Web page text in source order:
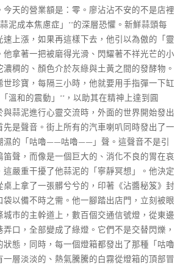
今天的營業額是：零。廖沾沾不安的不是店裡
泥成本焦慮症」**的深層恐懼。新鮮蒜頭每
上漲，如果再這樣下去，他引以為傲的「靈
拿著一把被磨得光滑、閃耀著不祥光芒的小
稠的、顏色介於灰綠與土黃之間的發酵物。
珍寶，每隔三小時，他就要用手指彈一下缸
溫和的震動」**，以助其在精神上達到圓
蒜泥進行心靈交流時，外面的世界開始發出
是聲音。街上所有的汽車喇叭同時發出了一
濕的「咕嚕——咕嚕——」聲。這聲音不是引
聲，而像是一個巨大的、消化不良的胃在哀
這嚴重干擾了他蒜泥的「寧靜冥想」。他決定
桌上拿了一張髒兮兮的，印著《沾醬秘笈》封
以備不時之需。他一腳踏出店門，立刻被眼
市的主幹道上，數百個交通信號燈，從東邊
口，全部變成了綠燈。它們不是交替閃爍，
態，同時，每一個燈箱都發出了那種「咕嚕
一層淡淡的、熱氣騰騰的白霧從燈箱的頂部冒